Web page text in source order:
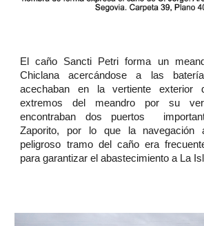
El caño Sancti Petri forma un
Chiclana acercándose a las
acechaban en la vertiente exterior
extremos del meandro por su
encontraban dos puertos
Zaporito, por lo que la
peligroso tramo del caño era
para garantizar el abastecimiento a La